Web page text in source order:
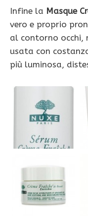
Infine la Masque
vero e proprio
al contorno occhi,
usata con
più luminosa,